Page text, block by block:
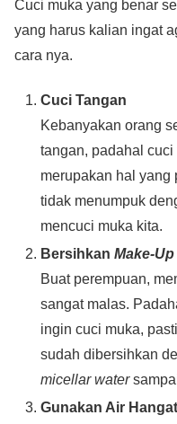
Cuci muka yang benar
yang harus kalian ingat
cara nya.
Cuci Tangan
Kebanyakan orang
tangan, padahal
merupakan hal yang
tidak menumpuk
mencuci muka kita.
BersihkanMake-Up
Buat perempuan,
sangat malas.
ingin cuci muka,
sudah dibersihkan
micellar water
Gunakan Air Hangat